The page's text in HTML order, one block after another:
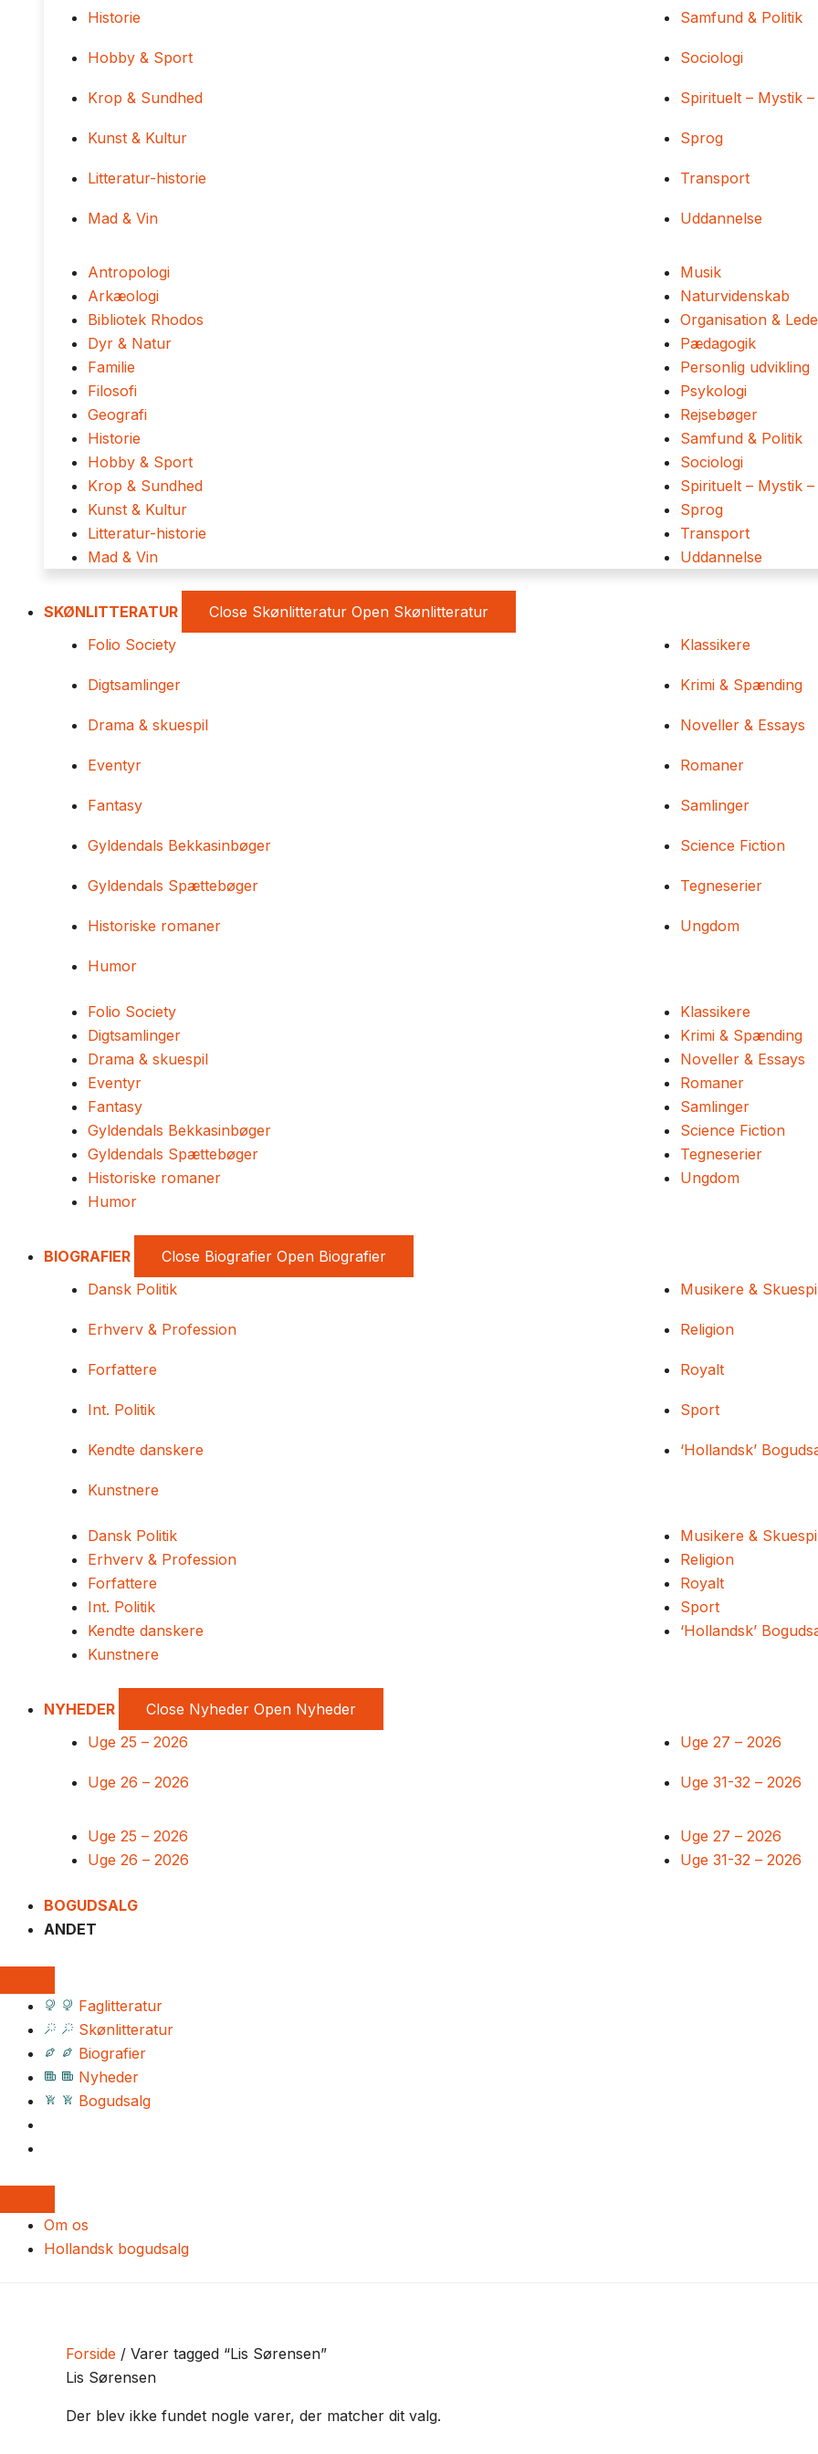
Historie
Hobby & Sport
Krop & Sundhed
Kunst & Kultur
Litteratur-historie
Mad & Vin
Samfund & Politik
Sociologi
Spirituelt – Mystik
Sprog
Transport
Uddannelse
Antropologi
Arkæologi
Bibliotek Rhodos
Dyr & Natur
Familie
Filosofi
Geografi
Historie
Hobby & Sport
Krop & Sundhed
Kunst & Kultur
Litteratur-historie
Mad & Vin
Musik
Naturvidenskab
Organisation &
Pædagogik
Personlig udvikling
Psykologi
Rejsebøger
Samfund & Politik
Sociologi
Spirituelt – Mystik
Sprog
Transport
Uddannelse
SKØNLITTERATUR Close Skønlitteratur Open Skønlitteratur
Folio Society
Digtsamlinger
Drama & skuespil
Eventyr
Fantasy
Gyldendals Bekkasinbøger
Gyldendals Spættebøger
Historiske romaner
Humor
Klassikere
Krimi & Spænding
Noveller & Essays
Romaner
Samlinger
Science Fiction
Tegneserier
Ungdom
Folio Society
Digtsamlinger
Drama & skuespil
Eventyr
Fantasy
Gyldendals Bekkasinbøger
Gyldendals Spættebøger
Historiske romaner
Humor
Klassikere
Krimi & Spænding
Noveller & Essays
Romaner
Samlinger
Science Fiction
Tegneserier
Ungdom
BIOGRAFIER Close Biografier Open Biografier
Dansk Politik
Erhverv & Profession
Forfattere
Int. Politik
Kendte danskere
Kunstnere
Musikere &
Religion
Royalt
Sport
‘Hollandsk’
Dansk Politik
Erhverv & Profession
Forfattere
Int. Politik
Kendte danskere
Kunstnere
Musikere &
Religion
Royalt
Sport
‘Hollandsk’
NYHEDER Close Nyheder Open Nyheder
Uge 25 – 2026
Uge 26 – 2026
Uge 27 – 2026
Uge 31-32 – 2026
Uge 25 – 2026
Uge 26 – 2026
Uge 27 – 2026
Uge 31-32 – 2026
BOGUDSALG
ANDET
Faglitteratur
Skønlitteratur
Biografier
Nyheder
Bogudsalg
Om os
Hollandsk bogudsalg
Forside / Varer tagged “Lis Sørensen”
Lis Sørensen
Der blev ikke fundet nogle varer, der matcher dit valg.